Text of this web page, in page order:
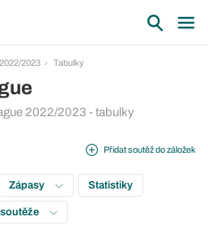
2023 Tabulky
2022/2023 - tabulky
Přidat soutěž do záložek
Zápasy Statistiky